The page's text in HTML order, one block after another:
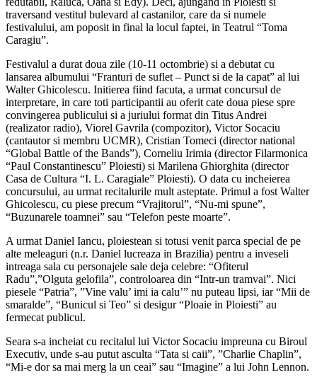
traversand vestitul bulevard al castanilor, care da si numele
festivalului, am poposit in final la locul faptei, in Teatrul “Toma
Caragiu”.
Festivalul a durat doua zile (10-11 octombrie) si a debutat cu
lansarea albumului “Franturi de suflet – Punct si de la capat” al lui
Walter Ghicolescu. Initierea fiind facuta, a urmat concursul de
interpretare, in care toti participantii au oferit cate doua piese spre
convingerea publicului si a juriului format din Titus Andrei
(realizator radio), Viorel Gavrila (compozitor), Victor Socaciu
(cantautor si membru UCMR), Cristian Tomeci (director national
“Global Battle of the Bands”), Corneliu Irimia (director Filarmonica
“Paul Constantinescu” Ploiesti) si Marilena Ghiorghita (director
Casa de Cultura “I. L. Caragiale” Ploiesti). O data cu incheierea
concursului, au urmat recitalurile mult asteptate. Primul a fost Walter
Ghicolescu, cu piese precum “Vrajitorul”, “Nu-mi spune”,
“Buzunarele toamnei” sau “Telefon peste moarte”.
A urmat Daniel Iancu, ploiestean si totusi venit parca special de pe
alte meleaguri (n.r. Daniel lucreaza in Brazilia) pentru a inveseli
intreaga sala cu personajele sale deja celebre: “Ofiterul
Radu”,”Olguta gelofila”, controloarea din “Intr-un tramvai”. Nici
piesele “Patria”, ”Vine valu’ imi ia calu’” nu puteau lipsi, iar “Mii de
smaralde”, “Bunicul si Teo” si desigur “Ploaie in Ploiesti” au
fermecat publicul.
Seara s-a incheiat cu recitalul lui Victor Socaciu impreuna cu Biroul
Executiv, unde s-au putut asculta “Tata si caii”, ”Charlie Chaplin”,
“Mi-e dor sa mai merg la un ceai” sau “Imagine” a lui John Lennon.